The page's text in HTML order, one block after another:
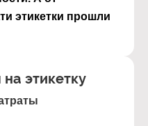
этикетки прошли
этикетку